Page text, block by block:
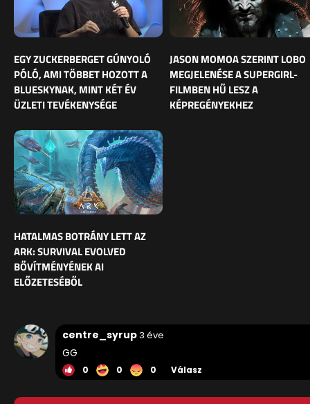
EGY ZUCKERBERGET GÚNYOLÓ
PÓLÓ, AMI TÖBBET HOZOTT A
BLUESKYNAK, MINT KÉT ÉV
ÜZLETI TEVÉKENYSÉGE
JASON MOMOA SZERINT LOBO
MEGJELENÉSE A SUPERGIRL-
FILMBEN HŰ LESZ A
KÉPREGÉNYEKHEZ
HATALMAS BOTRÁNY LETT AZ
ARK: SURVIVAL EVOLVED
BŐVÍTMÉNYÉNEK AI
ELŐZETESÉBŐL
centre_syrup3 éve
GG
0 0 0 Válasz